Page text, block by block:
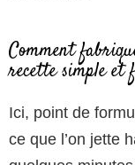
Comment
recette simple et
Ici, point de
ce que l’on jette